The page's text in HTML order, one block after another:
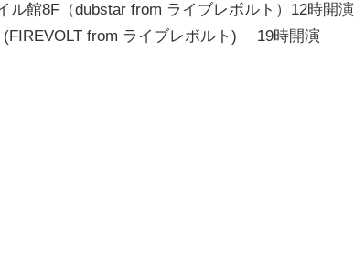
館8F（dubstar from ライブレボルト）12時開演
from ライブレボルト) 19時開演